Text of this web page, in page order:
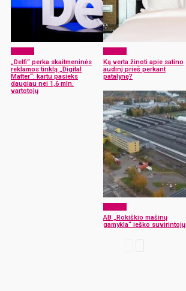
„Delfi“ perka skaitmeninės
reklamos tinklą „Digital
Matter“: kartu pasieks
daugiau nei 1,6 mln.
vartotojų
Ką verta žinoti apie satino
audinį prieš perkant
patalynę?
AB „Rokiškio mašinų
gamykla“ ieško suvirintojų